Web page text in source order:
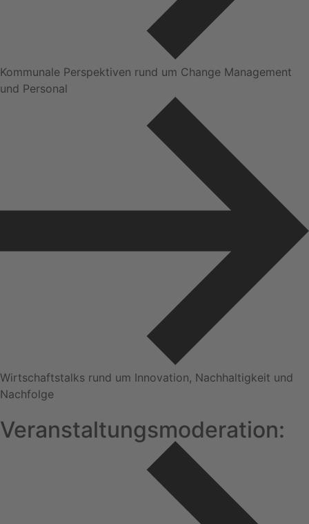
Kommunale Perspektiven rund um Change Management
und Personal
Wirtschaftstalks rund um Innovation, Nachhaltigkeit und
Nachfolge
Veranstaltungsmoderation: